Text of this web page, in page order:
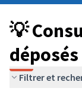
💡
déposés
Filtrer et